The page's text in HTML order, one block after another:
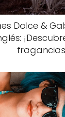
Dolce &